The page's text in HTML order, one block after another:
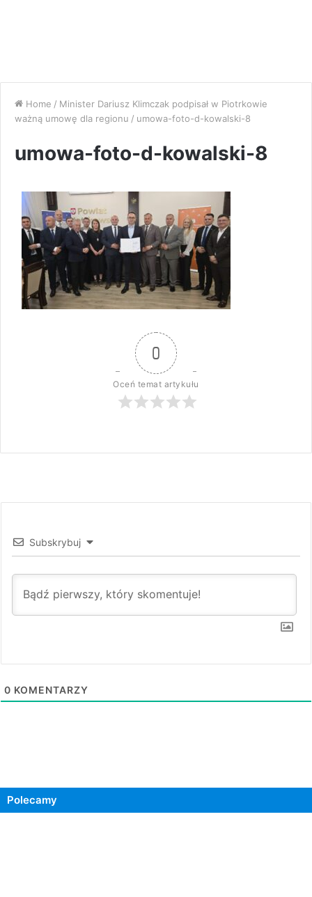
Home / Minister Dariusz Klimczak podpisał w Piotrkowie
ważną umowę dla regionu / umowa-foto-d-kowalski-8
umowa-foto-d-kowalski-8
0
Oceń temat artykułu
Subskrybuj
0 KOMENTARZY
Polecamy